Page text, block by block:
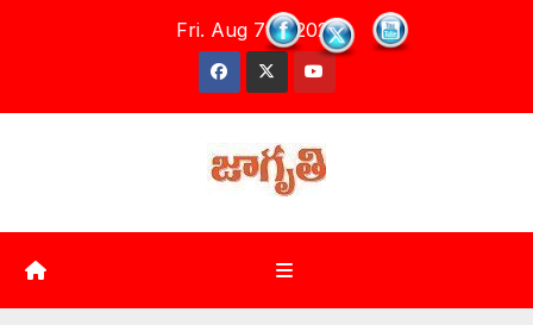
Fri. Aug 7th, 2026